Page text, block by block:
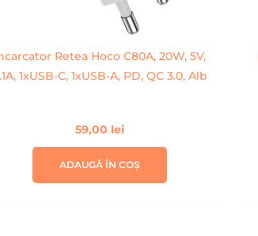
Retea Hoco C80A, 20W, 5V,
1xUSB-C, 1xUSB-A, PD, QC 3.0, Alb
59,00 lei
ADAUGĂ ÎN COȘ